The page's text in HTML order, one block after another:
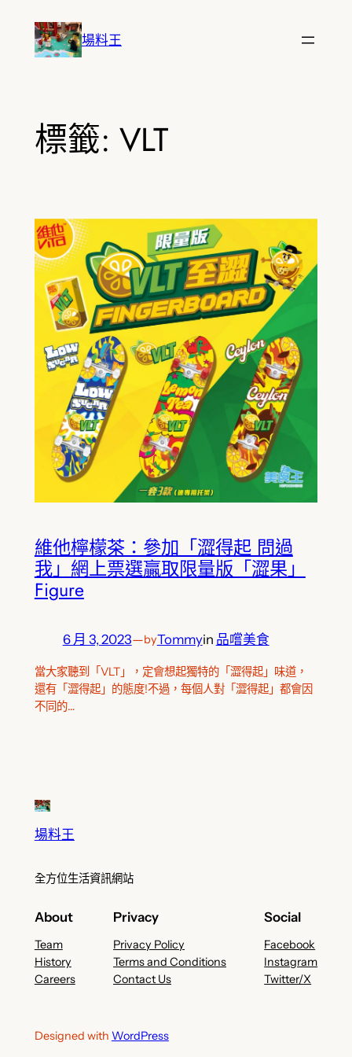
場料王
標籤: VLT
維他檸檬茶：參加「澀得起 問過
我」網上票選贏取限量版「澀果」
Figure
6 月 3, 2023—byTommyin 品嚐美食
當大家聽到「VLT」，定會想起獨特的「澀得起」味道，
還有「澀得起」的態度!不過，每個人對「澀得起」都會因
不同的…
場料王
全方位生活資訊網站
About
Team
History
Careers
Privacy
Privacy Policy
Terms and Conditions
Contact Us
Social
Facebook
Instagram
Twitter/X
Designed with WordPress